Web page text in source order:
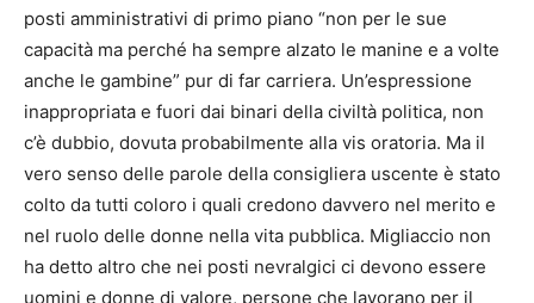
posti amministrativi di primo piano “non per le sue
capacità ma perché ha sempre alzato le manine e a volte
anche le gambine” pur di far carriera. Un’espressione
inappropriata e fuori dai binari della civiltà politica, non
c’è dubbio, dovuta probabilmente alla vis oratoria. Ma il
vero senso delle parole della consigliera uscente è stato
colto da tutti coloro i quali credono davvero nel merito e
nel ruolo delle donne nella vita pubblica. Migliaccio non
ha detto altro che nei posti nevralgici ci devono essere
uomini e donne di valore, persone che lavorano per il